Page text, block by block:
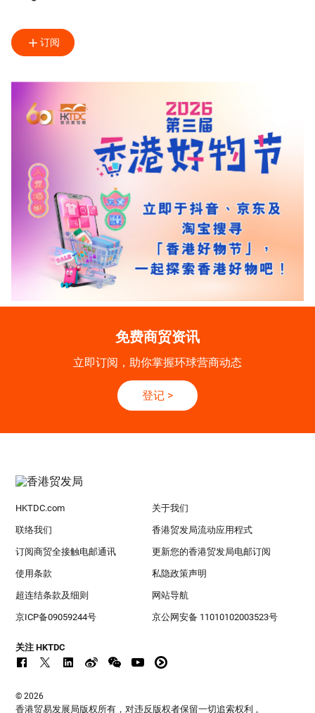
订阅
免费商贸资讯
立即订阅，助你掌握环球营商动态
登记 >
HKTDC.com 关于我们
联络我们 香港贸发局流动应用程式
订阅商贸全接触电邮通讯 更新您的香港贸发局电邮订阅
使用条款 私隐政策声明
超连结条款及细则 网站导航
京ICP备09059244号 京公网安备 11010102003523号
关注 HKTDC
© 2026
香港贸易发展局版权所有，对违反版权者保留一切追索权利 。